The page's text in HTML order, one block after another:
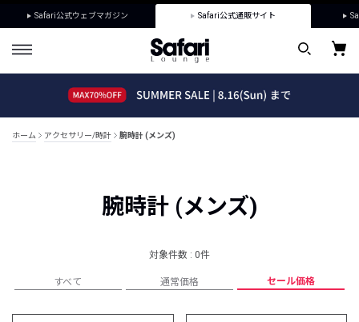
Safari公式ウェブマガジン Safari公式通販サイト
ホーム アクセサリー/時計 腕時計 (メンズ)
腕時計 (メンズ)
対象件数 : 0件
すべて 通常価格 セール価格